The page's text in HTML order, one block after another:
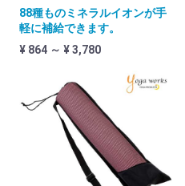
88種ものミネラルイオンが手
軽に補給できます。
¥ 864 ～ ¥ 3,780